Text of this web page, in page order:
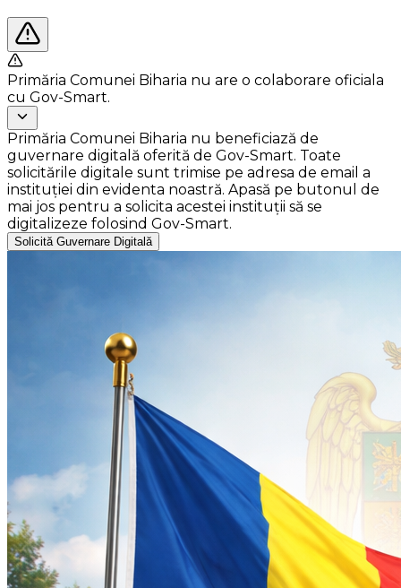
Primăria Comunei Biharia nu are o colaborare oficiala
cu Gov-Smart.
Primăria Comunei Biharia nu beneficiază de
guvernare digitală oferită de Gov-Smart. Toate
solicitările digitale sunt trimise pe adresa de email a
instituției din evidenta noastră. Apasă pe butonul de
mai jos pentru a solicita acestei instituții să se
digitalizeze folosind Gov-Smart.
Solicită Guvernare Digitală